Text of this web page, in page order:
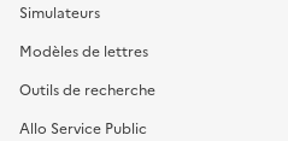
Simulateurs
Modèles de lettres
Outils de recherche
Allo Service Public